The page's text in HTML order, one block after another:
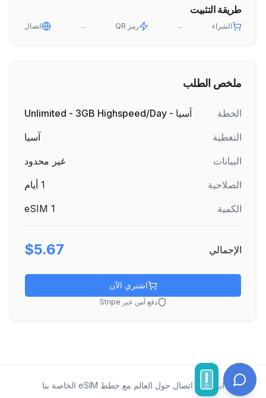
طريقة التثبيت
الشراء → رمز QR → اتصال
ملخص الطلب
الخطة
آسيا - Unlimited - 3GB Highspeed/Day
التغطية
آسيا
البيانات
غير محدود
الصلاحية
1 أيام
الكمية
1
الإجمالي $5.67
اشتري الآن
دفع آمن عبر Stripe
ابقَ على اتصال حول العالم مع خطط eSIM الخاصة بنا